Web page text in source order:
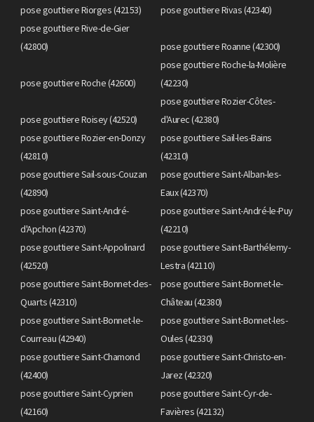
pose gouttiere Riorges (42153)
pose gouttiere Rivas (42340)
pose gouttiere Rive-de-Gier
(42800)
pose gouttiere Roanne (42300)
pose gouttiere Roche (42600)
pose gouttiere Roche-la-Molière
(42230)
pose gouttiere Roisey (42520)
pose gouttiere Rozier-Côtes-
d'Aurec (42380)
pose gouttiere Rozier-en-Donzy
(42810)
pose gouttiere Sail-les-Bains
(42310)
pose gouttiere Sail-sous-Couzan
(42890)
pose gouttiere Saint-Alban-les-
Eaux (42370)
pose gouttiere Saint-André-
d'Apchon (42370)
pose gouttiere Saint-André-le-Puy
(42210)
pose gouttiere Saint-Appolinard
(42520)
pose gouttiere Saint-Barthélemy-
Lestra (42110)
pose gouttiere Saint-Bonnet-des-
Quarts (42310)
pose gouttiere Saint-Bonnet-le-
Château (42380)
pose gouttiere Saint-Bonnet-le-
Courreau (42940)
pose gouttiere Saint-Bonnet-les-
Oules (42330)
pose gouttiere Saint-Chamond
(42400)
pose gouttiere Saint-Christo-en-
Jarez (42320)
pose gouttiere Saint-Cyprien
(42160)
pose gouttiere Saint-Cyr-de-
Favières (42132)